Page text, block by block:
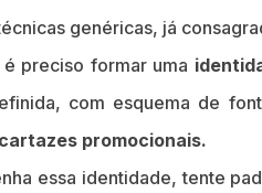
genéricas, já
é preciso formar uma
com esquema de
promocionais.
essa identidade, tente